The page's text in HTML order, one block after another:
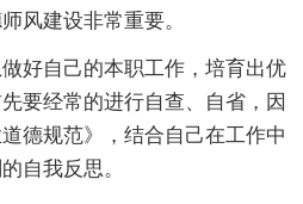
风建设非常重要。
好自己的本职工作，培育出优
要经常的进行自查、自省，因
德规范》，结合自己在工作中
自我反思。